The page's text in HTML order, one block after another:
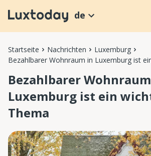
de
Startseite Nachrichten
Luxemburg
Bezahlbarer Wohnraum in Luxemburg ist
Bezahlbarer
Luxemburg ist ein
Thema